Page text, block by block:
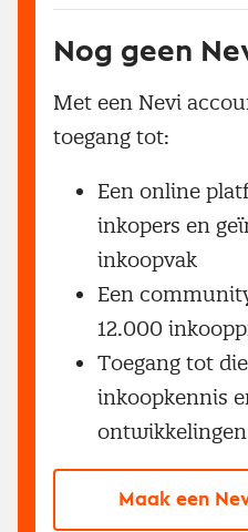
Nog geen
Met een Nevi
toegang tot:
Een online
inkopers en
inkoopvak
Een
12.000
Toegang tot
inkoopkennis
ontwikkelingen
Maak een